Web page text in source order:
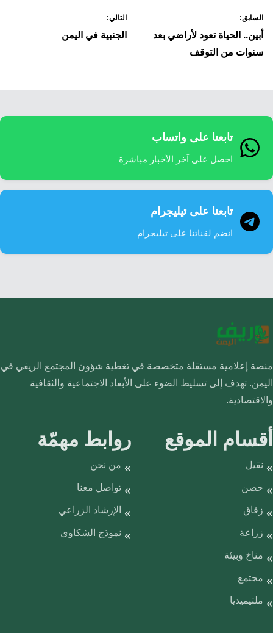
المقالات
السابق:
أبين.. الحياة تعود لأراضي بعد
سنوات من التوقف
التالي:
الجنبية في اليمن
تابعنا على واتساب
احصل على آخر الأخبار مباشرة
تابعنا على تيليجرام
انضم لقناتنا على تيليجرام
منصة إعلامية مستقلة متخصصة في تغطية شؤون المجتمع الريفي في
اليمن. تهدف إلى تسليط الضوء على الأبعاد الاجتماعية والثقافية
والاقتصادية.
أقسام الموقع
نقيل
حصن
زقاق
زراعة
مناخ وبيئة
مجتمع
ملتيميديا
روابط مهمّة
من نحن
تواصل معنا
الإرشاد الزراعي
نموذج الشكاوى